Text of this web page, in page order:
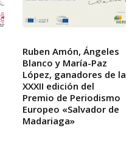
Ruben Amón, Ángeles
Blanco y María-Paz
López, ganadores de la
XXXII edición del
Premio de Periodismo
Europeo «Salvador de
Madariaga»